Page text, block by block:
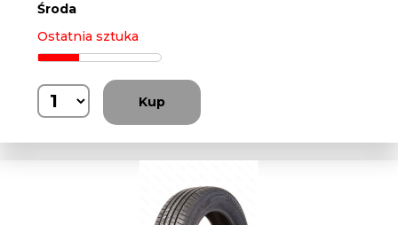
Środa
Ostatnia sztuka
Kup